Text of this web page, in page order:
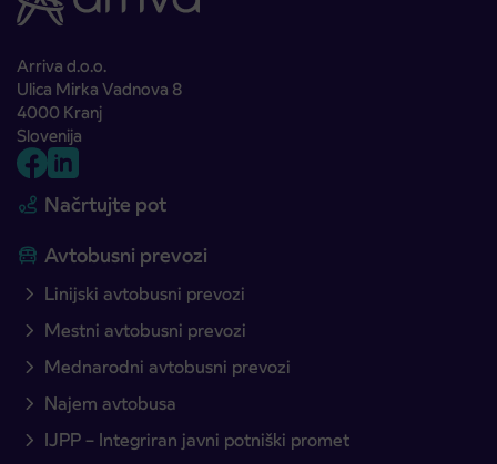
Arriva d.o.o.
Ulica Mirka Vadnova 8
4000 Kranj
Slovenija
Načrtujte pot
Avtobusni prevozi
Linijski avtobusni prevozi
Mestni avtobusni prevozi
Mednarodni avtobusni prevozi
Najem avtobusa
IJPP – Integriran javni potniški promet